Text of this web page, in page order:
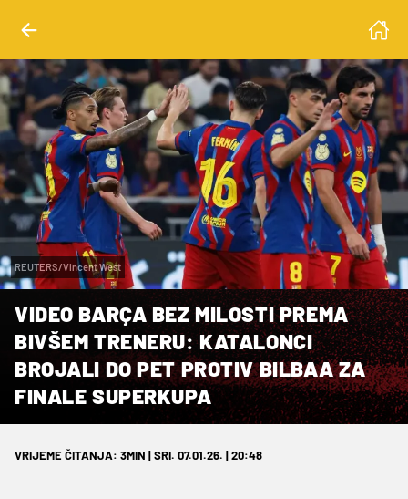
REUTERS/Vincent West
VIDEO BARÇA BEZ MILOSTI PREMA
BIVŠEM TRENERU: KATALONCI
BROJALI DO PET PROTIV BILBAA ZA
FINALE SUPERKUPA
VRIJEME ČITANJA: 3MIN | SRI. 07.01.26. | 20:48